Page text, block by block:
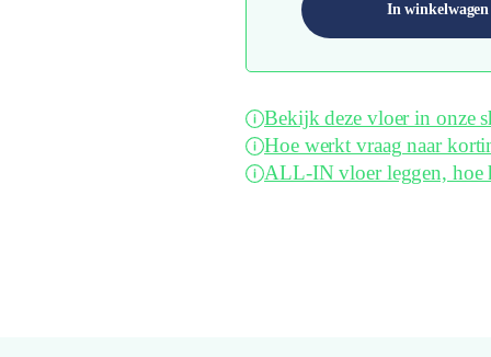
In winkelwagen
Bekijk deze vloer in onze
Hoe werkt vraag naar
ALL-IN vloer leggen, hoe